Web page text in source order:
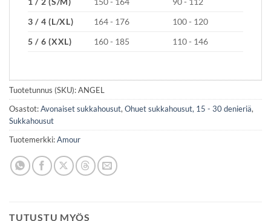
3 / 4 (L/XL)
164 - 176
100 - 120
5 / 6 (XXL)
160 - 185 110 - 146
Tuotetunnus (SKU):ANGEL
Osastot:Avonaiset sukkahousut, Ohuet sukkahousut, 15 - 30 denieriä,
Sukkahousut
Tuotemerkki:Amour
TUTUSTU MYÖS